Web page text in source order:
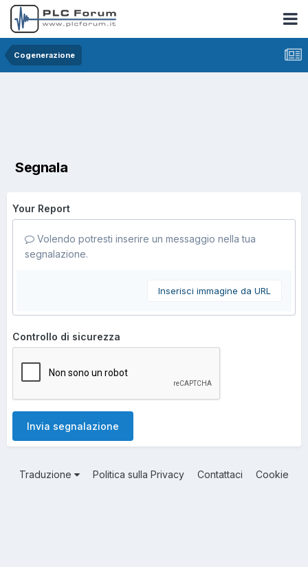
Cogenerazione
Segnala
Your Report
Volendo potresti inserire un messaggio nella tua
segnalazione.
Inserisci immagine da URL
Controllo di sicurezza
Invia segnalazione
Traduzione Politica sulla Privacy Contattaci Cookie